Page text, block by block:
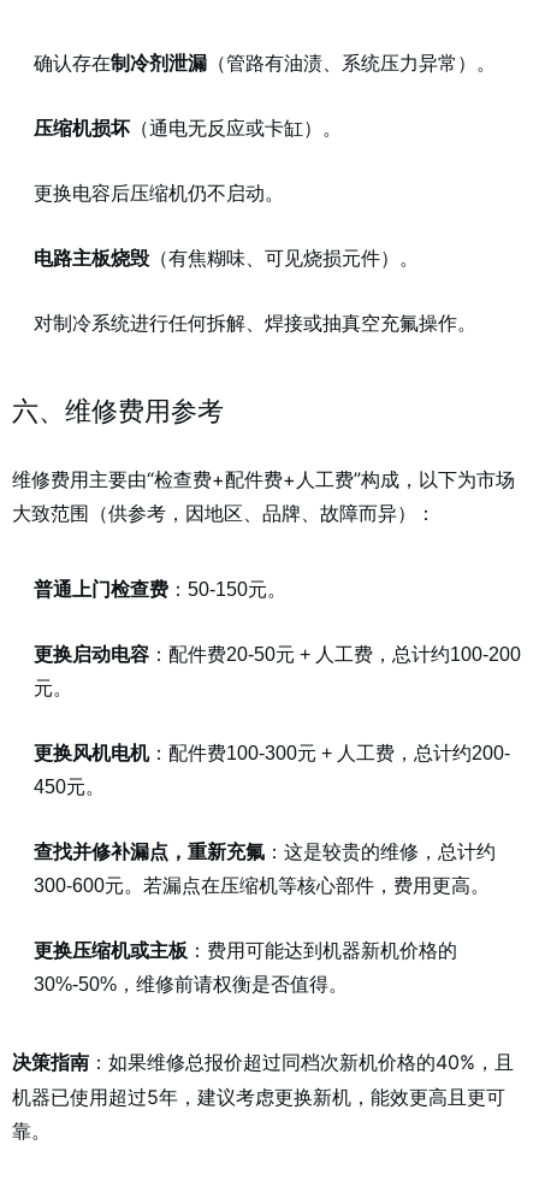
确认存在制冷剂泄漏 （管路有油渍、系统压力异常）。
压缩机损坏 （通电无反应或卡缸）。
更换电容后压缩机仍不启动。
电路主板烧毁 （有焦糊味、可见烧损元件）。
对制冷系统进行任何拆解、焊接或抽真空充氟操作。
六、维修费用参考
维修费用主要由“检查费+配件费+人工费”构成，以下为市场
大致范围（供参考，因地区、品牌、故障而异）：
普通上门检查费 ：50-150元。
更换启动电容 ：配件费20-50元 + 人工费，总计约100-200
元。
更换风机电机：配件费100-300元 + 人工费，总计约200-
450元。
查找并修补漏点，重新充氟 ：这是较贵的维修，总计约
300-600元。若漏点在压缩机等核心部件，费用更高。
更换压缩机或主板 ：费用可能达到机器新机价格的
30%-50%，维修前请权衡是否值得。
决策指南 ：如果维修总报价超过同档次新机价格的40%，且
机器已使用超过5年，建议考虑更换新机，能效更高且更可
靠。